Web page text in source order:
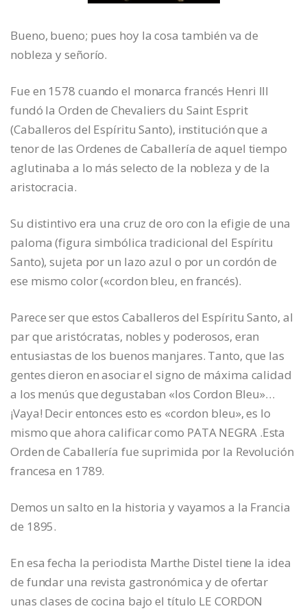
Bueno, bueno; pues hoy la cosa también va de
nobleza y señorío.
Fue en 1578 cuando el monarca francés Henri III
fundó la Orden de Chevaliers du Saint Esprit
(Caballeros del Espíritu Santo), institución que a
tenor de las Ordenes de Caballería de aquel tiempo
aglutinaba a lo más selecto de la nobleza y de la
aristocracia.
Su distintivo era una cruz de oro con la efigie de una
paloma (figura simbólica tradicional del Espíritu
Santo), sujeta por un lazo azul o por un cordón de
ese mismo color («cordon bleu, en francés).
Parece ser que estos Caballeros del Espíritu Santo, al
par que aristócratas, nobles y poderosos, eran
entusiastas de los buenos manjares. Tanto, que las
gentes dieron en asociar el signo de máxima calidad
a los menús que degustaban «los Cordon Bleu»…
¡Vaya! Decir entonces esto es «cordon bleu», es lo
mismo que ahora calificar como PATA NEGRA .Esta
Orden de Caballería fue suprimida por la Revolución
francesa en 1789.
Demos un salto en la historia y vayamos a la Francia
de 1895.
En esa fecha la periodista Marthe Distel tiene la idea
de fundar una revista gastronómica y de ofertar
unas clases de cocina bajo el título LE CORDON